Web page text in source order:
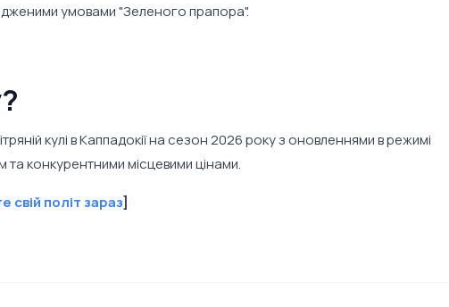
умовами "Зеленого прапора".
кулі в Каппадокії на сезон 2026 року з оновленнями в режимі
конкурентними місцевими цінами.
свій політ зараз]